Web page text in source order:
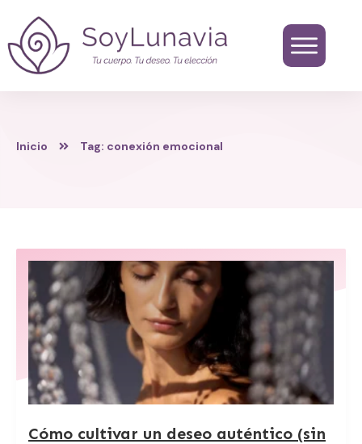
Inicio Tag: conexión emocional
Cómo cultivar un deseo auténtico (sin